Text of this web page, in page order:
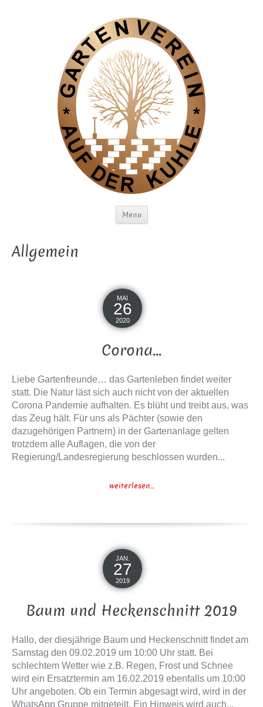
Menu
Allgemein
MAI
26
2020
Corona…
Liebe Gartenfreunde… das Gartenleben findet weiter
statt. Die Natur läst sich auch nicht von der aktuellen
Corona Pandemie aufhalten. Es blüht und treibt aus, was
das Zeug hält. Für uns als Pächter (sowie den
dazugehörigen Partnern) in der Gartenanlage gelten
trotzdem alle Auflagen, die von der
Regierung/Landesregierung beschlossen wurden...
weiterlesen...
JAN.
27
2019
Baum und Heckenschnitt 2019
Hallo, der diesjährige Baum und Heckenschnitt findet am
Samstag den 09.02.2019 um 10:00 Uhr statt. Bei
schlechtem Wetter wie z.B. Regen, Frost und Schnee
wird ein Ersatztermin am 16.02.2019 ebenfalls um 10:00
Uhr angeboten. Ob ein Termin abgesagt wird, wird in der
WhatsApp Gruppe mitgeteilt. Ein Hinweis wird auch...